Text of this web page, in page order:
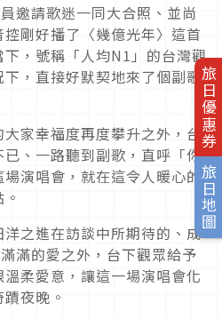
旅日優惠券
旅日地圖
邀請歌迷一同大合照、並尚
剛好播了〈幾億光年〉這首
，號稱「人均N1」的台灣觀
，直接好默契地來了個副歌
家幸福度再度攀升之外，台
、一路聽到副歌，直呼「你
演唱會，就在這令人暖心的
之進在訪談中所期待的、成
滿的愛之外，台下觀眾給予
柔愛意，讓這一場演唱會化
夜晚。